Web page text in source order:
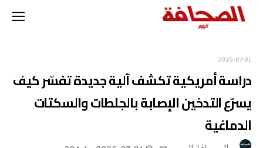
2026-07-01
دراسة أمريكية تكشف آلية جديدة تفسّر كيف
يسرّع التدخين الإصابة بالجلطات والسكتات
الدماغية